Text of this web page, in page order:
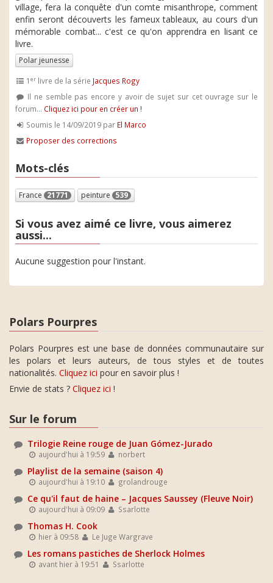
village, fera la conquête d'un comte misanthrope, comment
enfin seront découverts les fameux tableaux, au cours d'un
mémorable combat... c'est ce qu'on apprendra en lisant ce
livre.
Polar jeunesse
1er livre de la série Jacques Rogy
Il ne semble pas encore y avoir de sujet sur cet ouvrage sur le
forum... Cliquez ici pour en créer un !
Soumis le 14/09/2019 par El Marco
Proposer des corrections
Mots-clés
France 21771 peinture 539
Si vous avez aimé ce livre, vous aimerez
aussi...
Aucune suggestion pour l'instant.
Polars Pourpres
Polars Pourpres est une base de données communautaire sur
les polars et leurs auteurs, de tous styles et de toutes
nationalités. Cliquez ici pour en savoir plus !
Envie de stats ? Cliquez ici !
Sur le forum
Trilogie Reine rouge de Juan Gómez-Jurado
aujourd'hui à 19:59 norbert
Playlist de la semaine (saison 4)
aujourd'hui à 19:10 grolandrouge
Ce qu'il faut de haine – Jacques Saussey (Fleuve Noir)
aujourd'hui à 09:09 Ssarlotte
Thomas H. Cook
hier à 09:58 Le Juge Wargrave
Les romans pastiches de Sherlock Holmes
avant hier à 19:51 Ssarlotte